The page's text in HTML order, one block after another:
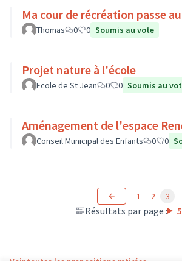
Ma cour de récréation passe
Thomas 0 0 Soumis au vote
Projet nature à l'école
Ecole de St Jean 0 0 Soumis au
Aménagement de l'espace
Conseil Municipal des Enfants 0 0
Résultats par page :
1 2 3
Voir toutes les propositions retirées